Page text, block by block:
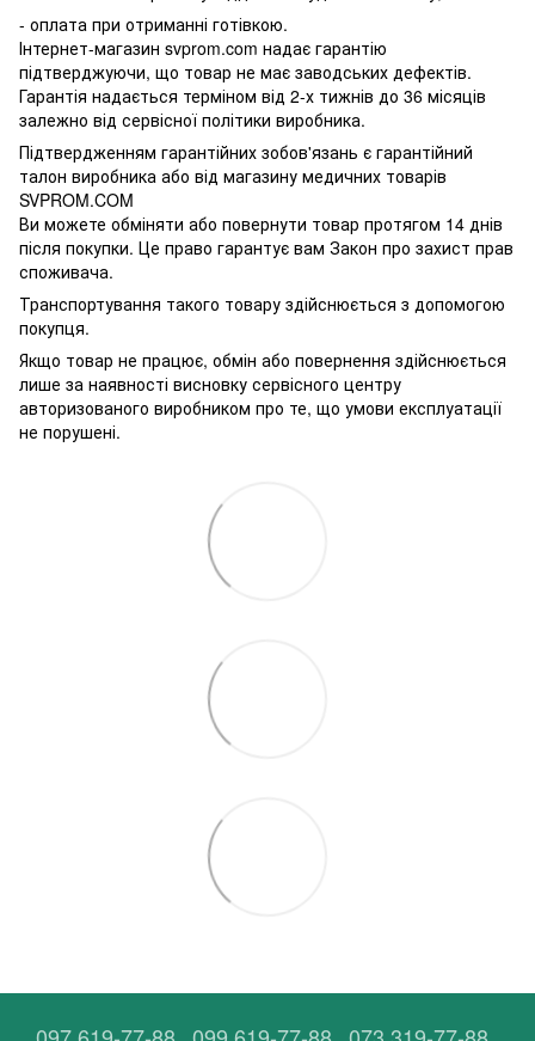
- оплата при отриманні готівкою.
Інтернет-магазин svprom.com надає гарантію
підтверджуючи, що товар не має заводських дефектів.
Гарантія надається терміном від 2-х тижнів до 36 місяців
залежно від сервісної політики виробника.
Підтвердженням гарантійних зобов'язань є гарантійний
талон виробника або від магазину медичних товарів
SVPROM.COM
Ви можете обміняти або повернути товар протягом 14 днів
після покупки. Це право гарантує вам Закон про захист прав
споживача.
Транспортування такого товару здійснюється з допомогою
покупця.
Якщо товар не працює, обмін або повернення здійснюється
лише за наявності висновку сервісного центру
авторизованого виробником про те, що умови експлуатації
не порушені.